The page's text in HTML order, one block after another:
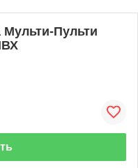
Мульти-Пульти